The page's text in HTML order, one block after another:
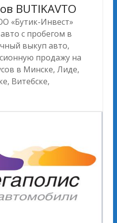
BUTIKAVTO
«Бутик-Инвест»
с пробегом в
выкуп авто,
продажу на
в Минске, Лиде,
Витебске,